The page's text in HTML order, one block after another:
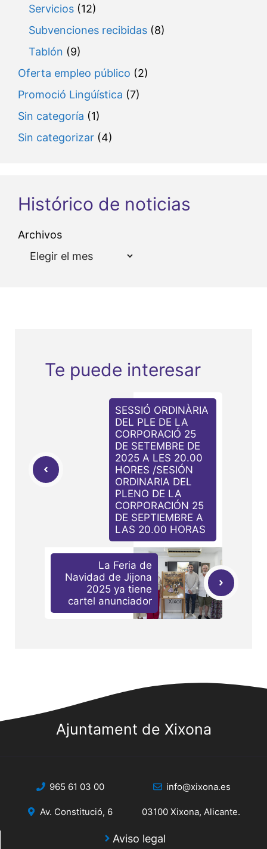
Servicios (12)
Subvenciones recibidas (8)
Tablón (9)
Oferta empleo público (2)
Promoció Lingúística (7)
Sin categoría (1)
Sin categorizar (4)
Histórico de noticias
Archivos
Te puede interesar
SESSIÓ ORDINÀRIA
DEL PLE DE LA
CORPORACIÓ 25
DE SETEMBRE DE
2025 A LES 20.00
HORES /SESIÓN
ORDINARIA DEL
PLENO DE LA
CORPORACIÓN 25
DE SEPTIEMBRE A
LAS 20.00 HORAS
La Feria de
Navidad de Jijona
2025 ya tiene
cartel anunciador
Ajuntament de Xixona
965 61 03 00 info@xixona.es
Av. Constitució, 6 03100 Xixona, Alicante.
Aviso legal